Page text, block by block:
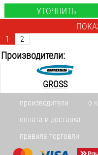
УТОЧНИТЬ
1 2
Производители:
GROSS
производители о
оплата и доставка
правила торговли